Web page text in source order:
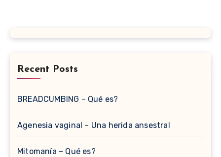
Recent Posts
BREADCUMBING – Qué es?
Agenesia vaginal – Una herida ansestral
Mitomanía – Qué es?